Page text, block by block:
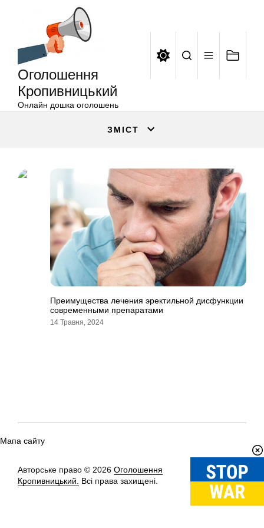
Оголошення
Кропивницький
Онлайн дошка оголошень
ЗМІСТ
Преимущества лечения эректильной дисфункции
современными препаратами
14 Травня, 2024
Мапа сайту
Авторське право © 2026 Оголошення
Кропивницький.
Всі права захищені.
Вгору↑